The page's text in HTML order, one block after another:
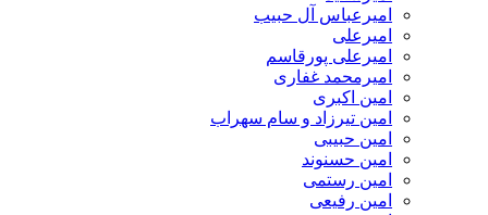
امیرعباس آل حبیب
امیرعلی
امیرعلی پورقاسم
امیرمحمد غفاری
امین اکبری
امین تیرزاد و سام سهراب
امین حبیبی
امین حسنوند
امین رستمی
امین رفیعی